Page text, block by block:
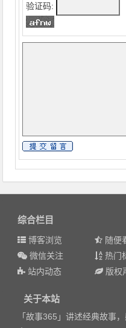
验证码:
综合栏目
博客浏览 随便
微信关注
热门
站内动态
版权
关于本站
「故事365」讲述经典故事